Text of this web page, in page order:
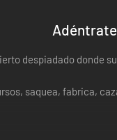
despiadado donde
saquea, fabrica,